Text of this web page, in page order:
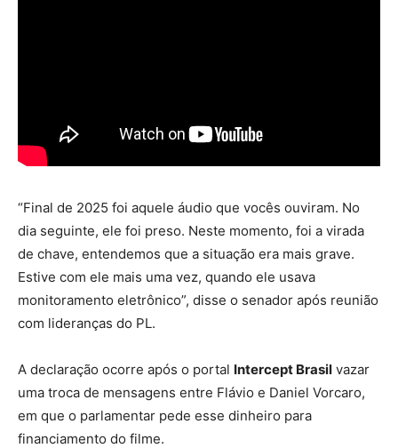
“Final de 2025 foi aquele áudio que vocês ouviram. No
dia seguinte, ele foi preso. Neste momento, foi a virada
de chave, entendemos que a situação era mais grave.
Estive com ele mais uma vez, quando ele usava
monitoramento eletrônico”, disse o senador após reunião
com lideranças do PL.
A declaração ocorre após o portal Intercept Brasil vazar
uma troca de mensagens entre Flávio e Daniel Vorcaro,
em que o parlamentar pede esse dinheiro para
financiamento do filme.